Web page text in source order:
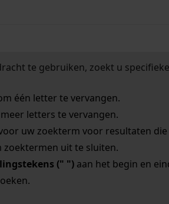
te gebruiken, zoekt u
één letter te vervangen.
letters te vervangen.
uw zoekterm voor resultaten die
uit te sluiten.
(" ")aan het begin en